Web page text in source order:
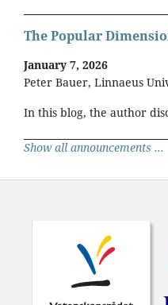
The Popular
January 7, 2026
Peter Bauer, Linnaeus
In this blog, the author
Show all announcements ...